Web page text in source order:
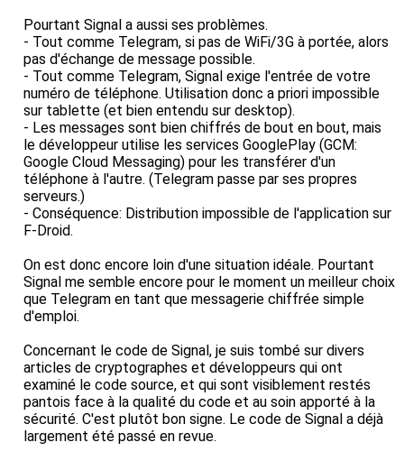
Pourtant Signal a aussi ses problèmes.
- Tout comme Telegram, si pas de WiFi/3G à portée, alors
pas d'échange de message possible.
- Tout comme Telegram, Signal exige l'entrée de votre
numéro de téléphone. Utilisation donc a priori impossible
sur tablette (et bien entendu sur desktop).
- Les messages sont bien chiffrés de bout en bout, mais
le développeur utilise les services GooglePlay (GCM:
Google Cloud Messaging) pour les transférer d'un
téléphone à l'autre. (Telegram passe par ses propres
serveurs.)
- Conséquence: Distribution impossible de l'application sur
F-Droid.
On est donc encore loin d'une situation idéale. Pourtant
Signal me semble encore pour le moment un meilleur choix
que Telegram en tant que messagerie chiffrée simple
d'emploi.
Concernant le code de Signal, je suis tombé sur divers
articles de cryptographes et développeurs qui ont
examiné le code source, et qui sont visiblement restés
pantois face à la qualité du code et au soin apporté à la
sécurité. C'est plutôt bon signe. Le code de Signal a déjà
largement été passé en revue.